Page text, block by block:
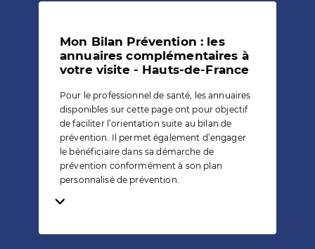
Mon Bilan Prévention : les
annuaires complémentaires à
votre visite - Hauts-de-France
Pour le professionnel de santé, les annuaires
disponibles sur cette page ont pour objectif
de faciliter l’orientation suite au bilan de
prévention. Il permet également d’engager
le bénéficiaire dans sa démarche de
prévention conformément à son plan
personnalisé de prévention.
Temps de lecture